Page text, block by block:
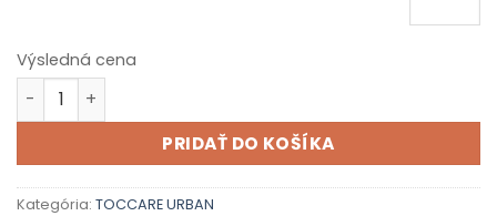
Výsledná cena
množstvo URBAN 001
PRIDAŤ DO KOŠÍKA
Kategória: TOCCARE URBAN